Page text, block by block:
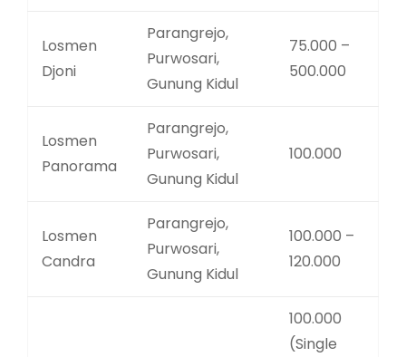
Losmen
Djoni
Parangrejo,
Purwosari,
Gunung Kidul
75.000 –
500.000
Losmen
Panorama
Parangrejo,
Purwosari,
Gunung Kidul
100.000
Losmen
Candra
Parangrejo,
Purwosari,
Gunung Kidul
100.000 –
120.000
100.000
(Single